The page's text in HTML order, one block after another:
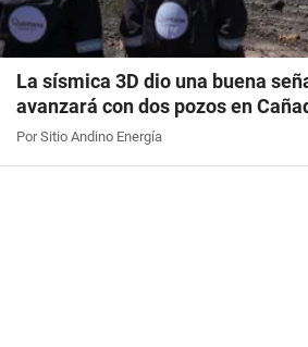
La sísmica 3D dio una buena
avanzará con dos pozos en
Por Sitio Andino Energía